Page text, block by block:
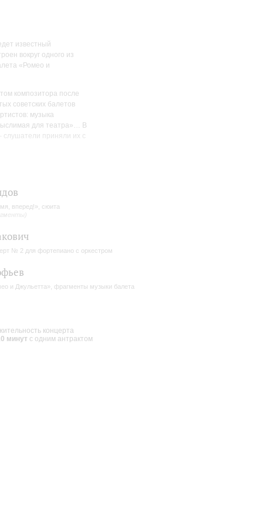
известный
вокруг одного из
«Ромео и
композитора после
советских балетов
музыка
для театра»… В
слушатели приняли их с
вперед!», сюита
№ 2 для фортепиано с оркестром
и Джульетта», фрагменты музыки балета
концерта
минут с одним антрактом